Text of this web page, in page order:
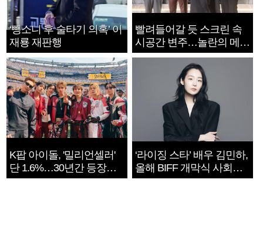
‘뺑소니 후 술타기 의혹’ 이
재룡 재판행
빨려들어갈 듯 스크린 속
시공간 변주…놀란의 메시
지는 ‘전쟁 속죄’
K팝 아이돌, '밀리언셀러'
단 1.6%…30년간 등장
1182개팀 전수조사
‘라이징 스타’ 배우 김민하,
올해 BIFF 개막식 사회자
확정